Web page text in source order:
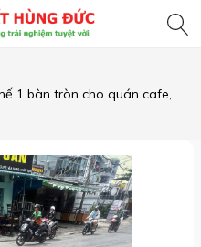
1 bàn tròn cho quán cafe,